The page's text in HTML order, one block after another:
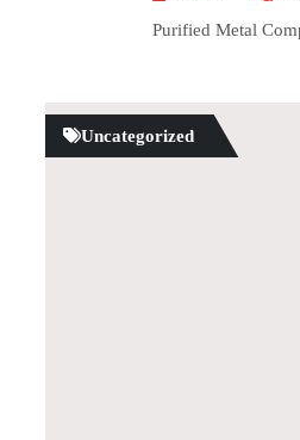
Purified Metal
Uncategorized